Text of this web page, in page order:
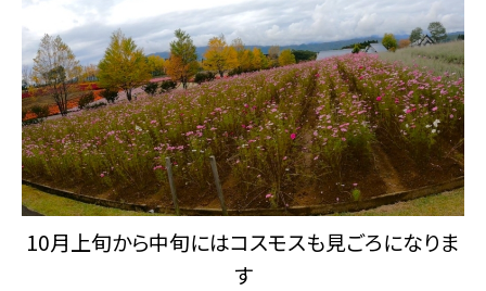
10月上旬から中旬にはコスモスも見ごろになりま
す